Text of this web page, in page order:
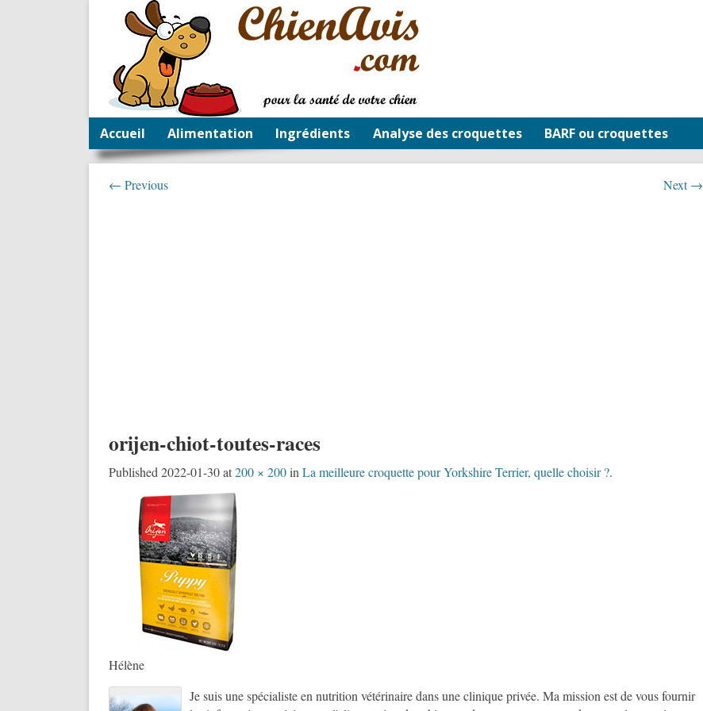
Accueil Alimentation Ingrédients Analyse des croquettes BARF ou croquettes
← Previous Next →
orijen-chiot-toutes-races
Published 2022-01-30at200 × 200in La meilleure croquette pour Yorkshire Terrier, quelle choisir ?.
Hélène
Je suis une spécialiste en nutrition vétérinaire dans une clinique privée. Ma mission est de vous fournir